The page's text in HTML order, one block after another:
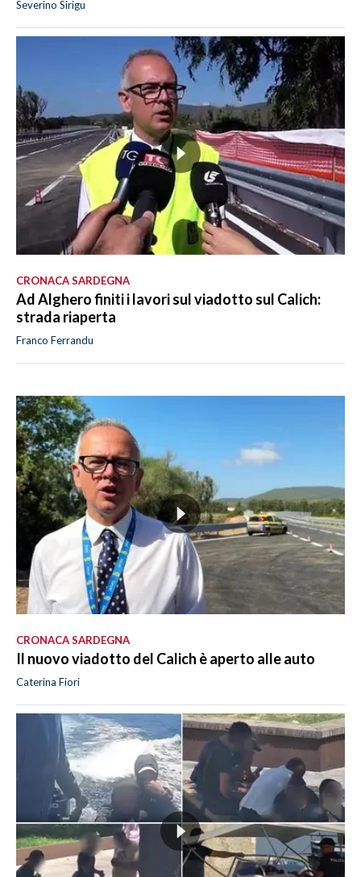
Severino Sirigu
CRONACA SARDEGNA
Ad Alghero finiti i lavori sul viadotto sul Calich:
strada riaperta
Franco Ferrandu
CRONACA SARDEGNA
Il nuovo viadotto del Calich è aperto alle auto
Caterina Fiori